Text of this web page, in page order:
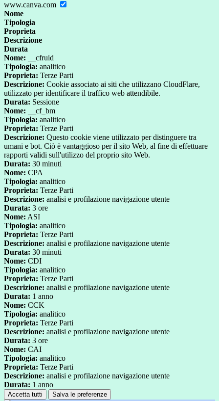
www.canva.com
Nome
Tipologia
Proprieta
Descrizione
Durata
Nome: __cfruid
Tipologia: analitico
Proprieta: Terze Parti
Descrizione: Cookie associato ai siti che utilizzano CloudFlare,
utilizzato per identificare il traffico web attendibile.
Durata: Sessione
Nome: __cf_bm
Tipologia: analitico
Proprieta: Terze Parti
Descrizione: Questo cookie viene utilizzato per distinguere tra
umani e bot. Ciò è vantaggioso per il sito Web, al fine di effettuare
rapporti validi sull'utilizzo del proprio sito Web.
Durata: 30 minuti
Nome: CPA
Tipologia: analitico
Proprieta: Terze Parti
Descrizione: analisi e profilazione navigazione utente
Durata: 3 ore
Nome: ASI
Tipologia: analitico
Proprieta: Terze Parti
Descrizione: analisi e profilazione navigazione utente
Durata: 30 minuti
Nome: CDI
Tipologia: analitico
Proprieta: Terze Parti
Descrizione: analisi e profilazione navigazione utente
Durata: 1 anno
Nome: CCK
Tipologia: analitico
Proprieta: Terze Parti
Descrizione: analisi e profilazione navigazione utente
Durata: 3 ore
Nome: CAI
Tipologia: analitico
Proprieta: Terze Parti
Descrizione: analisi e profilazione navigazione utente
Durata: 1 anno
Accetta tutti Salva le preferenze